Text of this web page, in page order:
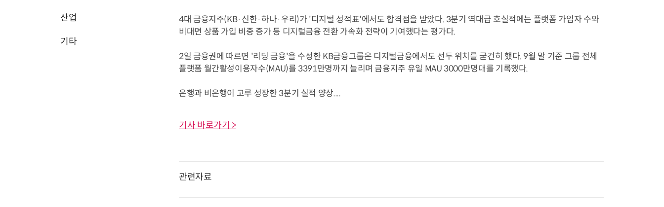
산업
기타
4대 금융지주(KB·신한·하나·우리)가 '디지털 성적표'에서도 합격점을 받았다. 3분기 역대급 호실적에는 플랫폼 가입자 수와
비대면 상품 가입 비중 증가 등 디지털금융 전환 가속화 전략이 기여했다는 평가다.
2일 금융권에 따르면 '리딩 금융'을 수성한 KB금융그룹은 디지털금융에서도 선두 위치를 굳건히 했다. 9월 말 기준 그룹 전체
플랫폼 월간활성이용자수(MAU)를 3391만명까지 늘리며 금융지주 유일 MAU 3000만명대를 기록했다.
은행과 비은행이 고루 성장한 3분기 실적 양상....
기사 바로가기 >
관련자료